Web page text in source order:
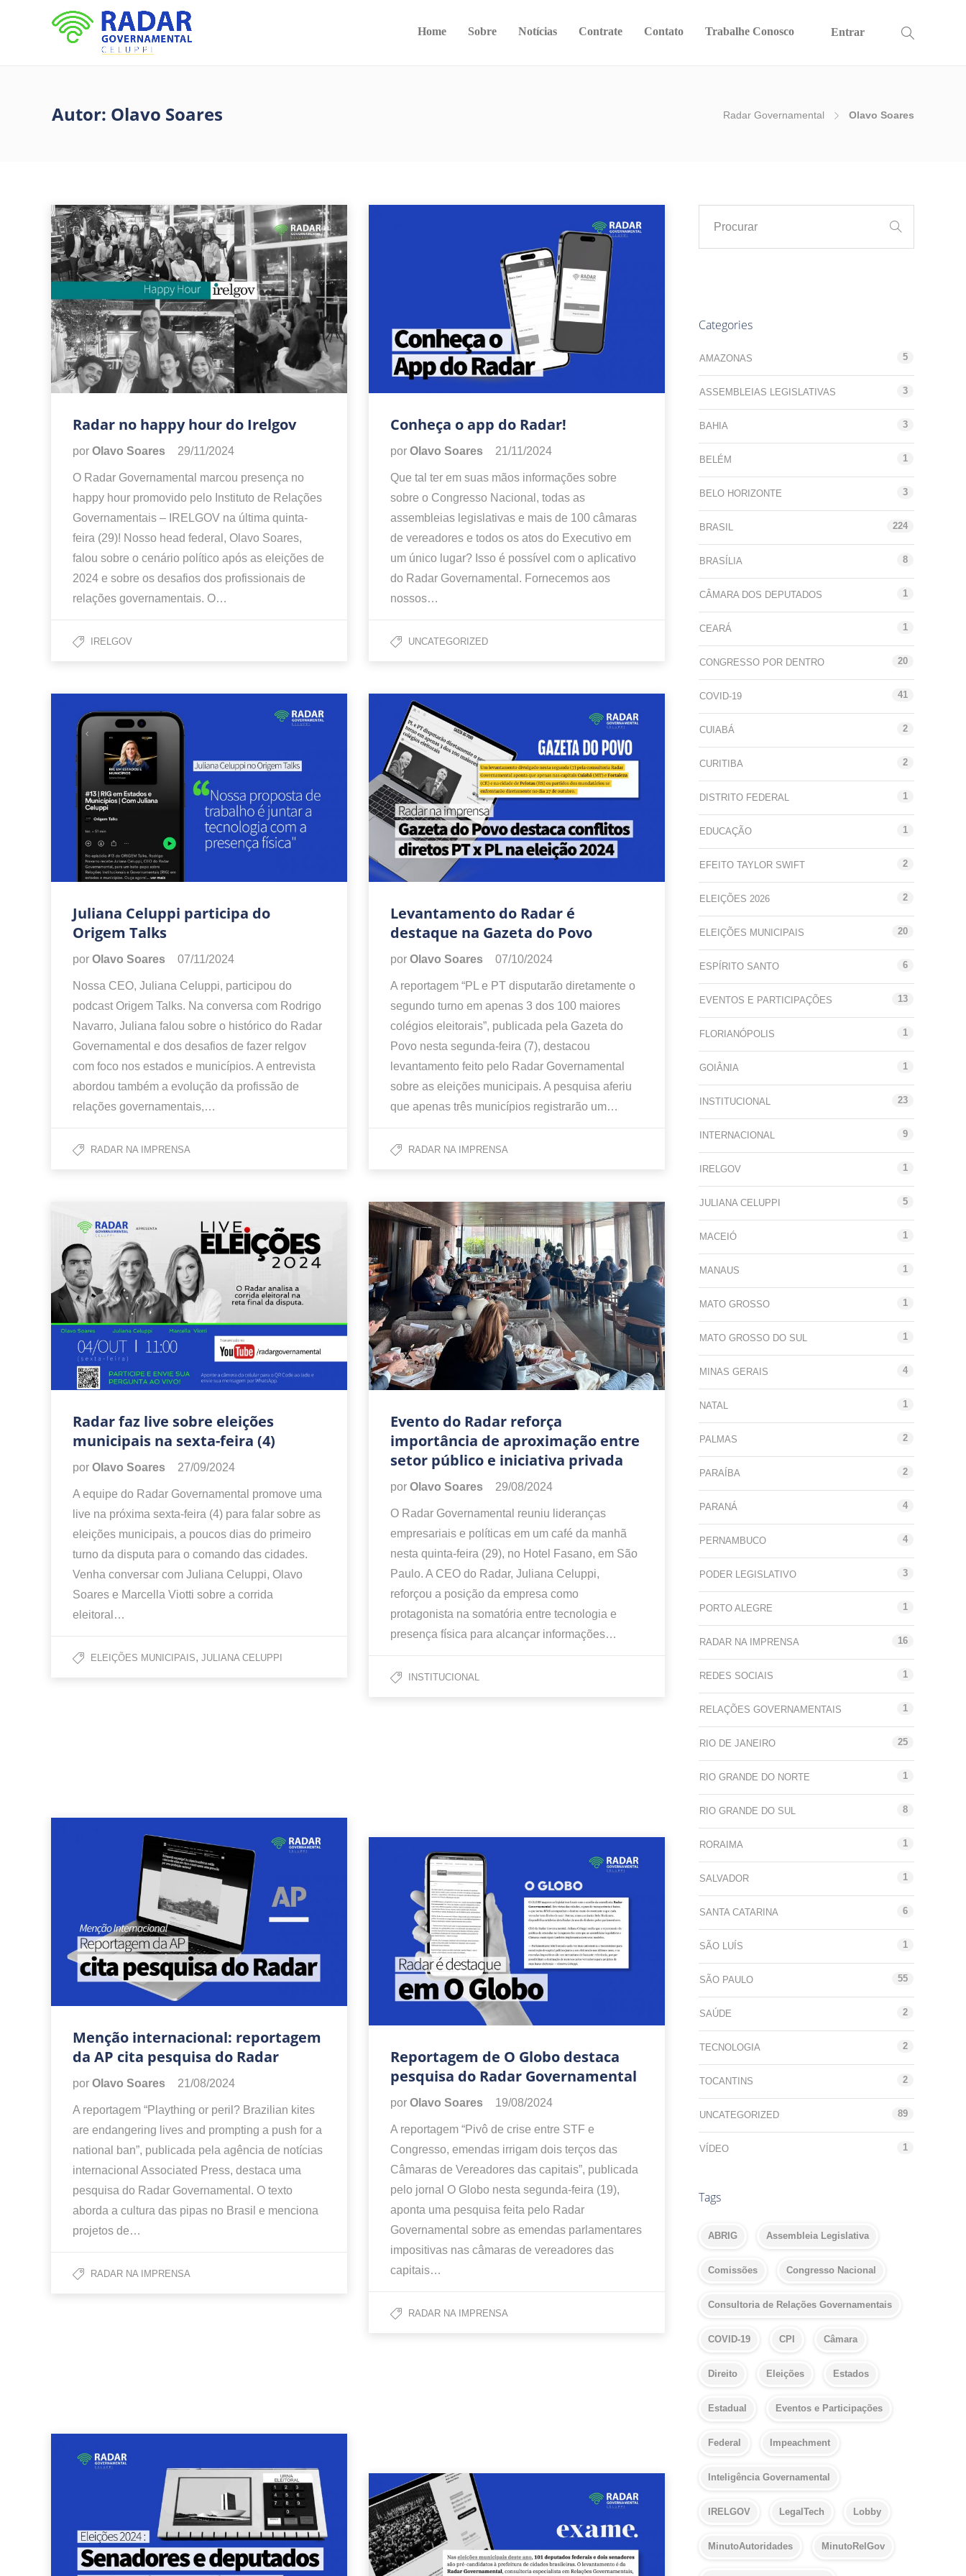
Home Sobre Notícias Contrate Contato Trabalhe Conosco Entrar
Autor: Olavo Soares Radar Governamental Olavo Soares
Radar no happy hour do Irelgov
por Olavo Soares 29/11/2024
O Radar Governamental marcou presença no
happy hour promovido pelo Instituto de Relações
Governamentais – IRELGOV na última quinta-
feira (29)! Nosso head federal, Olavo Soares,
falou sobre o cenário político após as eleições de
2024 e sobre os desafios dos profissionais de
relações governamentais. O…
IRELGOV
Conheça o app do Radar!
por Olavo Soares 21/11/2024
Que tal ter em suas mãos informações sobre
sobre o Congresso Nacional, todas as
assembleias legislativas e mais de 100 câmaras
de vereadores e todos os atos do Executivo em
um único lugar? Isso é possível com o aplicativo
do Radar Governamental. Fornecemos aos
nossos…
UNCATEGORIZED
Juliana Celuppi participa do
Origem Talks
por Olavo Soares 07/11/2024
Nossa CEO, Juliana Celuppi, participou do
podcast Origem Talks. Na conversa com Rodrigo
Navarro, Juliana falou sobre o histórico do Radar
Governamental e dos desafios de fazer relgov
com foco nos estados e municípios. A entrevista
abordou também a evolução da profissão de
relações governamentais,…
RADAR NA IMPRENSA
Levantamento do Radar é
destaque na Gazeta do Povo
por Olavo Soares 07/10/2024
A reportagem “PL e PT disputarão diretamente o
segundo turno em apenas 3 dos 100 maiores
colégios eleitorais”, publicada pela Gazeta do
Povo nesta segunda-feira (7), destacou
levantamento feito pelo Radar Governamental
sobre as eleições municipais. A pesquisa aferiu
que apenas três municípios registrarão um…
RADAR NA IMPRENSA
Radar faz live sobre eleições
municipais na sexta-feira (4)
por Olavo Soares 27/09/2024
A equipe do Radar Governamental promove uma
live na próxima sexta-feira (4) para falar sobre as
eleições municipais, a poucos dias do primeiro
turno da disputa para o comando das cidades.
Venha conversar com Juliana Celuppi, Olavo
Soares e Marcella Viotti sobre a corrida
eleitoral…
ELEIÇÕES MUNICIPAIS, JULIANA CELUPPI
Evento do Radar reforça
importância de aproximação entre
setor público e iniciativa privada
por Olavo Soares 29/08/2024
O Radar Governamental reuniu lideranças
empresariais e políticas em um café da manhã
nesta quinta-feira (29), no Hotel Fasano, em São
Paulo. A CEO do Radar, Juliana Celuppi,
reforçou a posição da empresa como
protagonista na somatória entre tecnologia e
presença física para alcançar informações…
INSTITUCIONAL
Menção internacional: reportagem
da AP cita pesquisa do Radar
por Olavo Soares 21/08/2024
A reportagem “Plaything or peril? Brazilian kites
are endangering lives and prompting a push for a
national ban”, publicada pela agência de notícias
internacional Associated Press, destaca uma
pesquisa do Radar Governamental. O texto
aborda a cultura das pipas no Brasil e menciona
projetos de…
RADAR NA IMPRENSA
Reportagem de O Globo destaca
pesquisa do Radar Governamental
por Olavo Soares 19/08/2024
A reportagem “Pivô de crise entre STF e
Congresso, emendas irrigam dois terços das
Câmaras de Vereadores das capitais”, publicada
pelo jornal O Globo nesta segunda-feira (19),
aponta uma pesquisa feita pelo Radar
Governamental sobre as emendas parlamentares
impositivas nas câmaras de vereadores das
capitais…
RADAR NA IMPRENSA
Categories
AMAZONAS 5
ASSEMBLEIAS LEGISLATIVAS 3
BAHIA 3
BELÉM 1
BELO HORIZONTE 3
BRASIL 224
BRASÍLIA 8
CÂMARA DOS DEPUTADOS 1
CEARÁ 1
CONGRESSO POR DENTRO 20
COVID-19 41
CUIABÁ 2
CURITIBA 2
DISTRITO FEDERAL 1
EDUCAÇÃO 1
EFEITO TAYLOR SWIFT 2
ELEIÇÕES 2026 2
ELEIÇÕES MUNICIPAIS 20
ESPÍRITO SANTO 6
EVENTOS E PARTICIPAÇÕES 13
FLORIANÓPOLIS 1
GOIÂNIA 1
INSTITUCIONAL 23
INTERNACIONAL 9
IRELGOV 1
JULIANA CELUPPI 5
MACEIÓ 1
MANAUS 1
MATO GROSSO 1
MATO GROSSO DO SUL 1
MINAS GERAIS 4
NATAL 1
PALMAS 2
PARAÍBA 2
PARANÁ 4
PERNAMBUCO 4
PODER LEGISLATIVO 3
PORTO ALEGRE 1
RADAR NA IMPRENSA 16
REDES SOCIAIS 1
RELAÇÕES GOVERNAMENTAIS 1
RIO DE JANEIRO 25
RIO GRANDE DO NORTE 1
RIO GRANDE DO SUL 8
RORAIMA 1
SALVADOR 1
SANTA CATARINA 6
SÃO LUÍS 1
SÃO PAULO 55
SAÚDE 2
TECNOLOGIA 2
TOCANTINS 2
UNCATEGORIZED 89
VÍDEO 1
Tags
ABRIG Assembleia Legislativa
Comissões Congresso Nacional
Consultoria de Relações Governamentais
COVID-19 CPI Câmara
Direito Eleições Estados
Estadual Eventos e Participações
Federal Impeachment
Inteligência Governamental
IRELGOV LegalTech Lobby
MinutoAutoridades MinutoRelGov